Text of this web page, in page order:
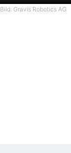
Bild: Gravis Robotics AG